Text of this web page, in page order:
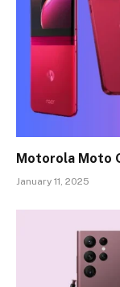
Motorola Moto
January 11, 2025